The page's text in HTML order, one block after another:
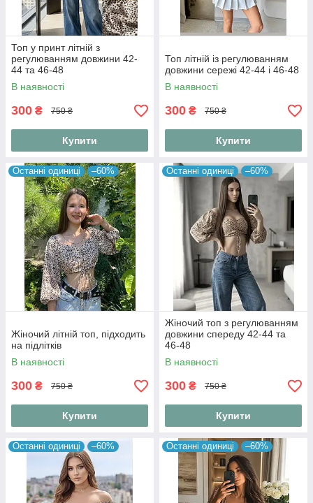
Топ у принт літній з
регулюванням довжини 42-
44 та 46-48
В наявності
300 ₴ 750 ₴
Купити
Топ літній із регулюванням
довжини сережі 42-44 і 46-48
В наявності
300 ₴ 750 ₴
Купити
Останні одиниці –60%
Жіночий літній топ, підходить
на підлітків
В наявності
300 ₴ 750 ₴
Купити
Останні одиниці –60%
Жіночий топ з регулюванням
довжини спереду 42-44 та
46-48
В наявності
300 ₴ 750 ₴
Купити
Останні одиниці –60% Останні одиниці –60%